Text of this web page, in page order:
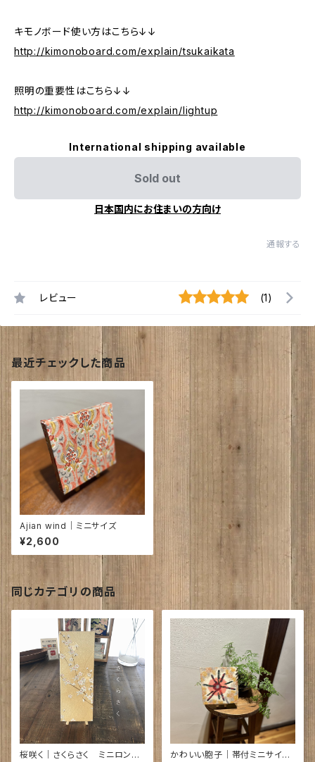
キモノボード使い方はこちら↓↓
http://kimonoboard.com/explain/tsukaikata
照明の重要性はこちら↓↓
http://kimonoboard.com/explain/lightup
International shipping available
Sold out
日本国内にお住まいの方向け
通報する
レビュー (1)
最近チェックした商品
Ajian wind｜ミニサイズ
¥2,600
同じカテゴリの商品
桜咲く｜さくらさく ミニロング
かわいい胞子｜帯付ミニサイ